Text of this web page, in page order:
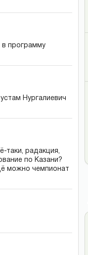
в программу
Нургалиевич
таки, радакция,
по Казани?
можно чемпионат